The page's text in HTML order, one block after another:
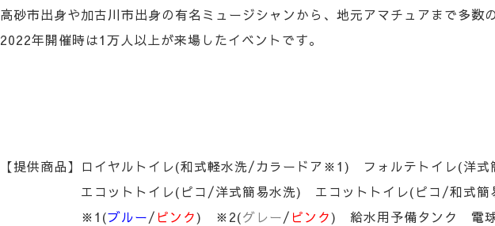
高砂市出身や加古川市出身の有名ミュージシャンから、地元アマチュアまで多数
2022年開催時は1万人以上が来場したイベントです。
【提供商品】ロイヤルトイレ(和式軽水洗/カラードア※1) フォルテトイレ(洋
エコットトイレ(ピコ/洋式簡易水洗) エコットトイレ(ピコ/和式簡易
※1(ブルー/ ピンク) ※2(グレー/ ピンク) 給水用予備タンク 電